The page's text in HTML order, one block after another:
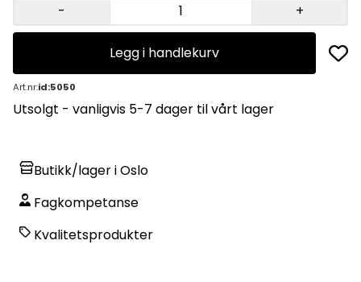
- +
Legg i handlekurv
Art.nr:id:5050
Utsolgt - vanligvis 5-7 dager til vårt lager
Butikk/lager i Oslo
Fagkompetanse
Kvalitetsprodukter